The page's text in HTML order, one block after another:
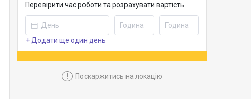
Перевірити час роботи та розрахувати вартість
+ Додати ще один день
! Поскаржитись на локацію